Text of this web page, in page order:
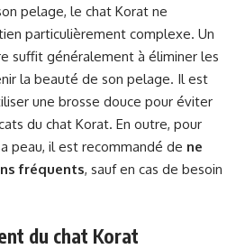
pelage, le chat Korat ne
particulièrement complexe. Un
suffit généralement à éliminer les
la beauté de son pelage. Il est
une brosse douce pour éviter
du chat Korat. En outre, pour
peau, il est recommandé de ne
fréquents, sauf en cas de besoin
du chat Korat